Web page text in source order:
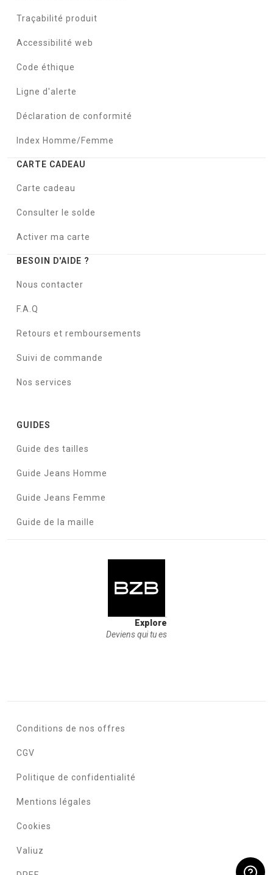
Traçabilité produit
Accessibilité web
Code éthique
Ligne d'alerte
Déclaration de conformité
Index Homme/Femme
CARTE CADEAU
Carte cadeau
Consulter le solde
Activer ma carte
BESOIN D'AIDE ?
Nous contacter
F.A.Q
Retours et remboursements
Suivi de commande
Nos services
GUIDES
Guide des tailles
Guide Jeans Homme
Guide Jeans Femme
Guide de la maille
Explore
Deviens qui tu es
Conditions de nos offres
CGV
Politique de confidentialité
Mentions légales
Cookies
Valiuz